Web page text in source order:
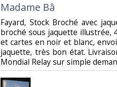
‎Madame Bâ‎
‎Fayard, Stock Broché avec
broché sous jaquette illustrée,
et cartes en noir et blanc,
jaquette, très bon état.
Mondial Relay sur simple